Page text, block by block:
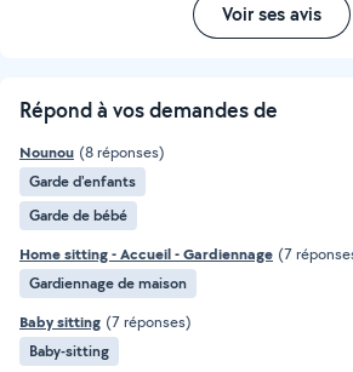
Voir ses avis
Répond à vos demandes de
Nounou (8 réponses)
Garde d'enfants
Garde de bébé
Home sitting - Accueil - Gardiennage (7
Gardiennage de maison
Baby sitting (7 réponses)
Baby-sitting